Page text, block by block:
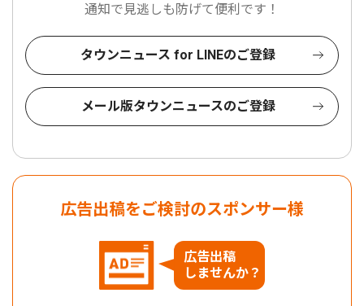
通知で見逃しも防げて便利です！
タウンニュース for LINEのご登録
メール版タウンニュースのご登録
広告出稿をご検討のスポンサー様
広告出稿
しませんか？